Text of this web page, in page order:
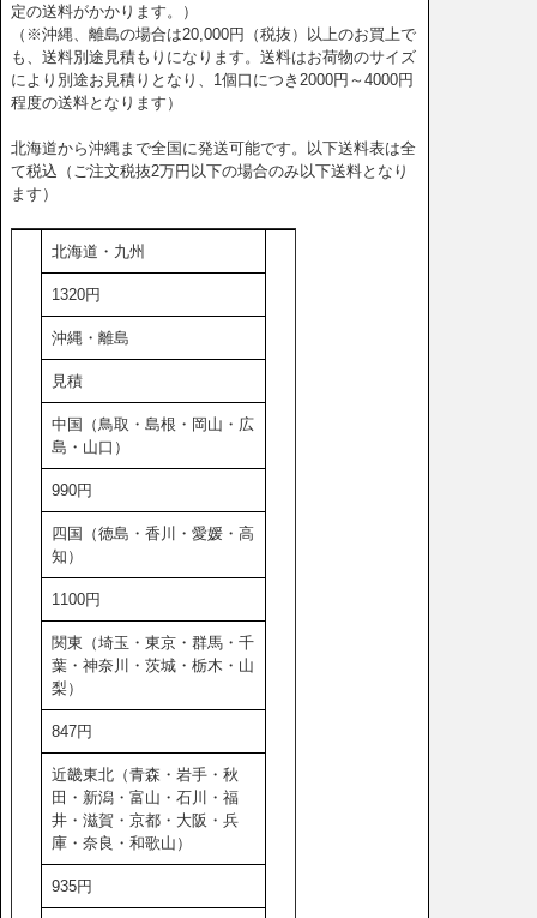
定の送料がかかります。）
（※沖縄、離島の場合は20,000円（税抜）以上のお買上で
も、送料別途見積もりになります。送料はお荷物のサイズ
により別途お見積りとなり、1個口につき2000円～4000円
程度の送料となります）
北海道から沖縄まで全国に発送可能です。以下送料表は全
て税込（ご注文税抜2万円以下の場合のみ以下送料となり
ます）
北海道・九州
1320円
沖縄・離島
見積
中国（鳥取・島根・岡山・広
島・山口）
990円
四国（徳島・香川・愛媛・高
知）
1100円
関東（埼玉・東京・群馬・千
葉・神奈川・茨城・栃木・山
梨）
847円
近畿東北（青森・岩手・秋
田・新潟・富山・石川・福
井・滋賀・京都・大阪・兵
庫・奈良・和歌山）
935円